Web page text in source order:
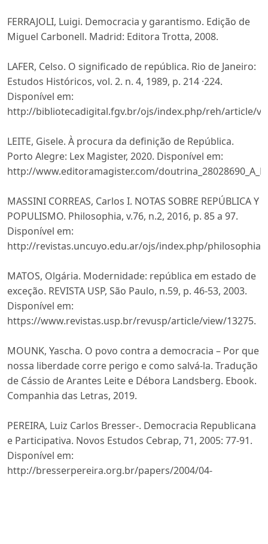
FERRAJOLI, Luigi. Democracia y garantismo. Edição de
Miguel Carbonell. Madrid: Editora Trotta, 2008.
LAFER, Celso. O significado de república. Rio de Janeiro:
Estudos Históricos, vol. 2. n. 4, 1989, p. 214 ·224.
Disponível em:
http://bibliotecadigital.fgv.br/ojs/index.php/reh/article/
LEITE, Gisele. À procura da definição de República.
Porto Alegre: Lex Magister, 2020. Disponível em:
http://www.editoramagister.com/
MASSINI CORREAS, Carlos I. NOTAS SOBRE REPÚBLICA Y
POPULISMO. Philosophia, v.76, n.2, 2016, p. 85 a 97.
Disponível em:
http://revistas.uncuyo.edu.ar/ojs/index.php/philosophia/
MATOS, Olgária. Modernidade: república em estado de
exceção. REVISTA USP, São Paulo, n.59, p. 46-53, 2003.
Disponível em:
https://www.revistas.usp.br/revusp/article/view/13275.
MOUNK, Yascha. O povo contra a democracia – Por que
nossa liberdade corre perigo e como salvá-la. Tradução
de Cássio de Arantes Leite e Débora Landsberg. Ebook.
Companhia das Letras, 2019.
PEREIRA, Luiz Carlos Bresser-. Democracia Republicana
e Participativa. Novos Estudos Cebrap, 71, 2005: 77-91.
Disponível em:
http://bresserpereira.org.br/papers/2004/04-